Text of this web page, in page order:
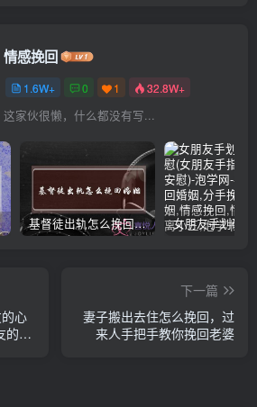
情感挽回
1.6W+ 0 1 32.8W+
这家伙很懒，什么都没有写...
家中 基督徒出轨怎么挽回婚姻(基督徒面对出轨婚姻)
心
的
下一篇
妻子搬出去住怎么挽回，过
来人手把手教你挽回老婆